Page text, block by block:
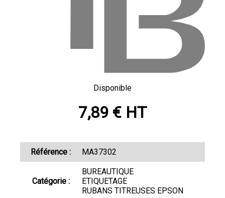
Disponible
7,89 € HT
Référence : MA37302
Catégorie :
BUREAUTIQUE
ETIQUETAGE
RUBANS TITREUSES EPSON